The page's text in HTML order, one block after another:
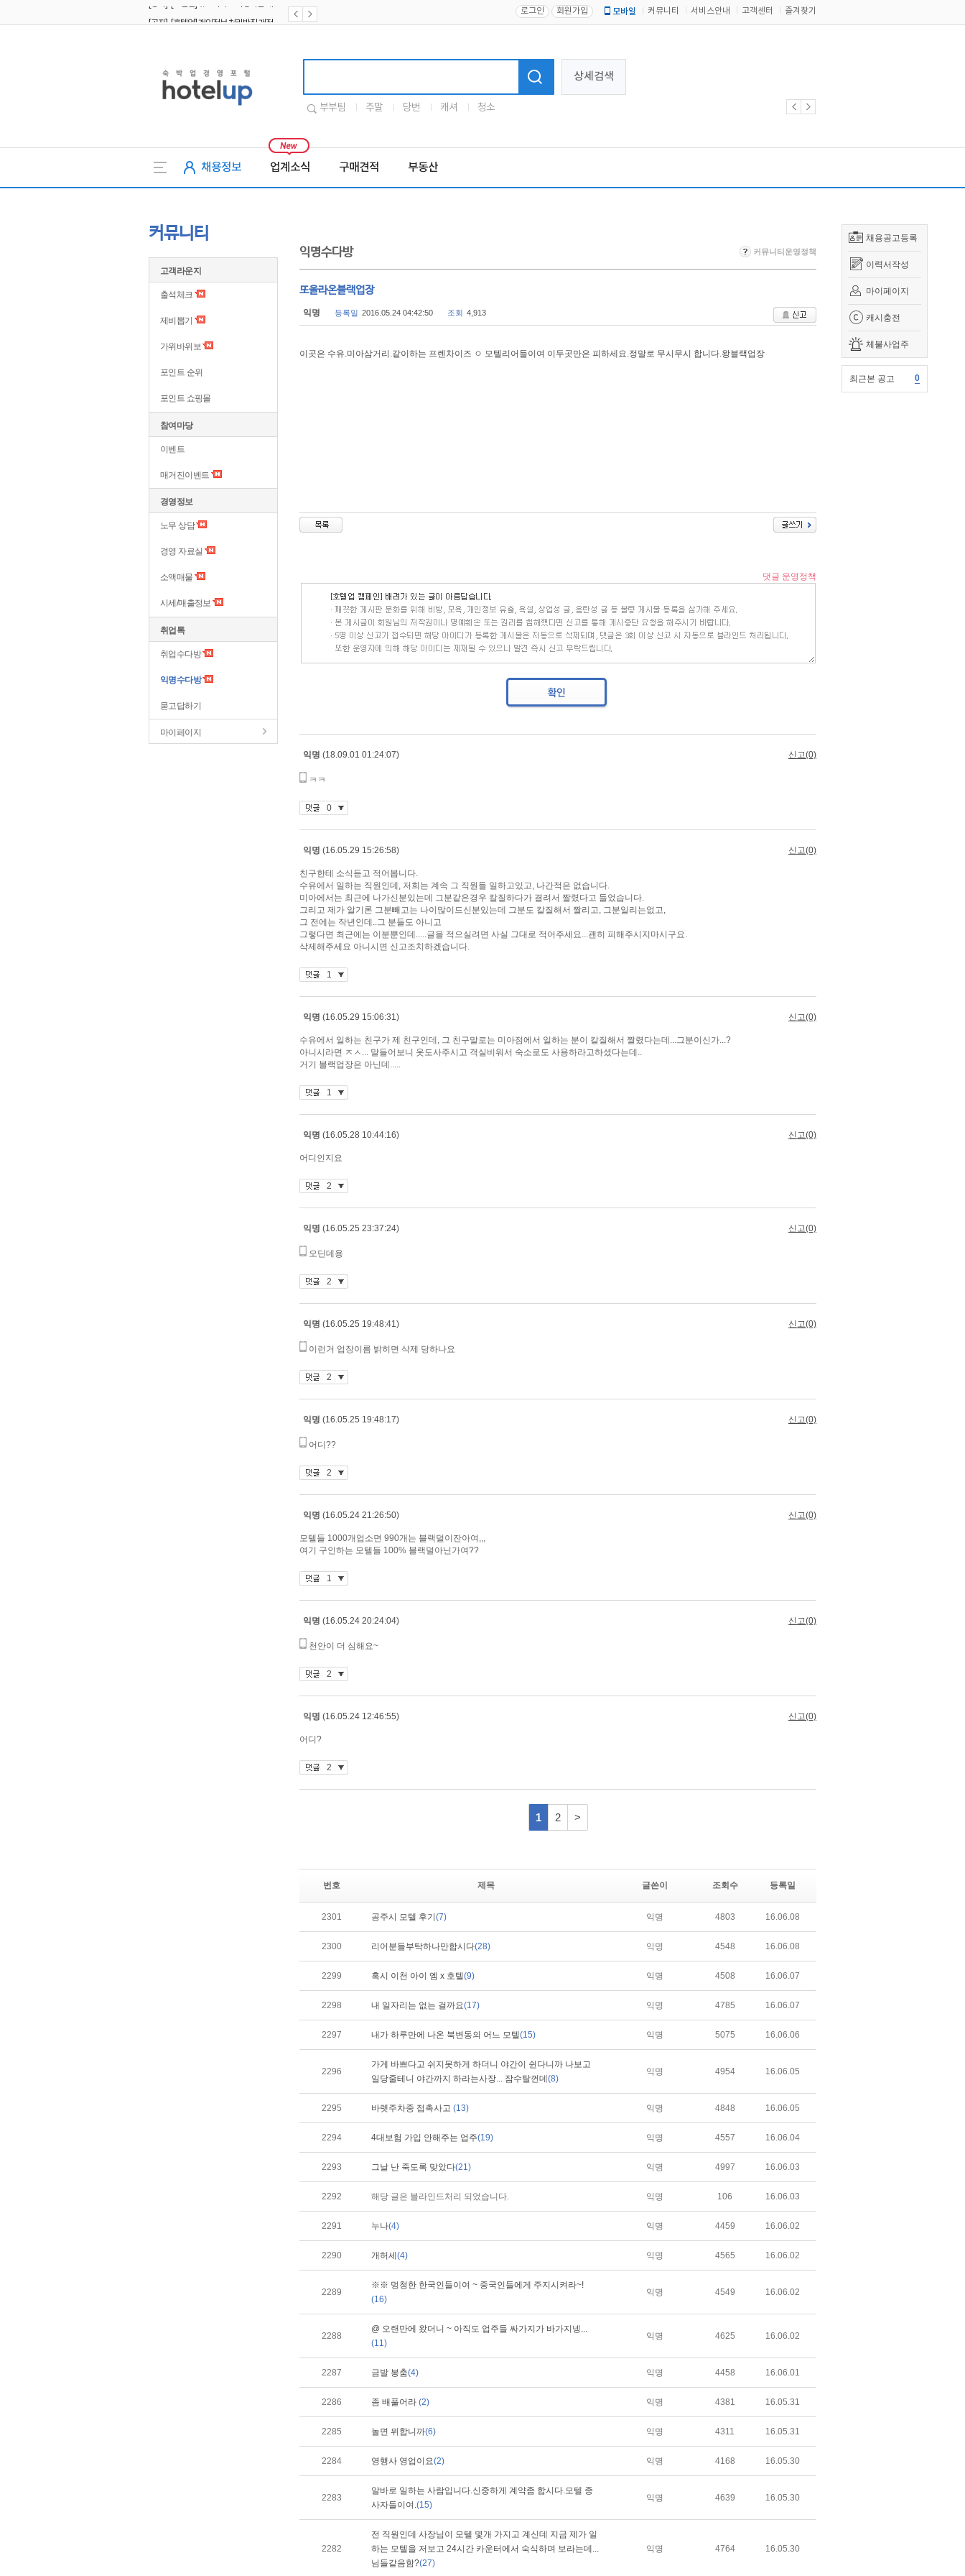
로그인 회원가입 모바일 커뮤니티 서비스안내 고객센터 즐겨찾기
상세검색
부부팀 주말 당번 캐셔 청소
채용정보 업계소식 구매견적 부동산
채용공고등록
이력서작성
마이페이지
캐시충전
체불사업주
최근본 공고 0
커뮤니티
고객라운지
출석체크
제비뽑기
가위바위보
포인트 순위
포인트 쇼핑몰
참여마당
이벤트
매거진이벤트
경영정보
노무 상담
경영 자료실
소액매물
시세/매출정보
취업톡
취업수다방
익명수다방
묻고답하기
마이페이지
익명수다방 커뮤니티운영정책
또올라온블랙업장
익명 등록일 2016.05.24 04:42:50 조회 4,913
이곳은 수유.미아삼거리.같이하는 프렌차이즈 ㅇ 모텔리어들이여 이두곳만은 피하세요.정말로 무시무시 합니다.왕블랙업장
번호 제목 글쓴이 조회수 등록일
2301 공주시 모텔 후기 (7) 익명 4803 16.06.08
2300 리어분들부탁하나만합시다(28) 익명 4548 16.06.08
2299 혹시 이천 아이 엠 x 호텔(9) 익명 4508 16.06.07
2298 내 일자리는 없는 걸까요(17) 익명 4785 16.06.07
2297 내가 하루만에 나온 북변동의 어느 모텔(15) 익명 5075 16.06.06
2296
가게 바쁘다고 쉬지못하게 하더니 야간이 쉰다니까 나보고
일당줄테니 야간까지 하라는사장... 잠수탈껀데 (8)
익명 4954 16.06.05
2295 바렛주차중 접촉사고 (13) 익명 4848 16.06.05
2294 4대보험 가입 안해주는 업주(19) 익명 4557 16.06.04
2293 그날 난 죽도록 맞았다(21) 익명 4997 16.06.03
2292 해당 글은 블라인드처리 되었습니다. 익명 106 16.06.03
2291 누나(4) 익명 4459 16.06.02
2290 개허세 (4) 익명 4565 16.06.02
2289
※※ 멍청한 한국인들이여 ~ 중국인들에게 주지시켜라~!
(16)
익명 4549 16.06.02
2288
@ 오랜만에 왔더니 ~ 아직도 업주들 싸가지가 바가지넹...
(11)
익명 4625 16.06.02
2287 금발 봉춤(4) 익명 4458 16.06.01
2286 좀 배풀어라 (2) 익명 4381 16.05.31
2285 놀면 뮈합니까(6) 익명 4311 16.05.31
2284 영행사 영업이요(2) 익명 4168 16.05.30
2283
알바로 일하는 사람입니다.신중하게 계약좀 합시다.모텔 종
사자들이여.(15)
익명 4639 16.05.30
2282
전 직원인데 사장님이 모텔 몇개 가지고 계신데 지금 제가 일
하는 모텔을 저보고 24시간 카운터에서 숙식하며 보라는데...
님들같음함?(27)
익명 4764 16.05.30